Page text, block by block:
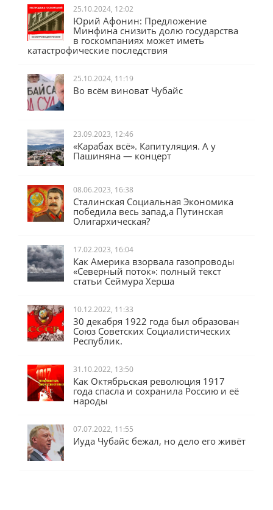
25.10.2024, 12:02
Юрий Афонин: Предложение
Минфина снизить долю государства
в госкомпаниях может иметь
катастрофические последствия
25.10.2024, 11:19
Во всём виноват Чубайс
23.09.2023, 12:46
«Карабах всё». Капитуляция. А у
Пашиняна — концерт
08.06.2023, 16:38
Сталинская Социальная Экономика
победила весь запад,а Путинская
Олигархическая?
17.02.2023, 16:04
Как Америка взорвала газопроводы
«Северный поток»: полный текст
статьи Сеймура Херша
10.12.2022, 11:33
30 декабря 1922 года был образован
Союз Советских Социалистических
Республик.
31.10.2022, 13:50
Как Октябрьская революция 1917
года спасла и сохранила Россию и её
народы
07.07.2022, 11:55
Иуда Чубайс бежал, но дело его живёт